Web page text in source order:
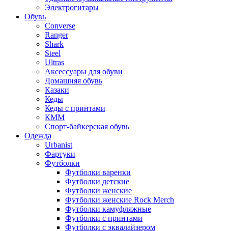
Электрогитары
Обувь
Converse
Ranger
Shark
Steel
Ultras
Аксессуары для обуви
Домашняя обувь
Казаки
Кеды
Кеды с принтами
КММ
Спорт-байкерская обувь
Одежда
Urbanist
Фартуки
Футболки
Футболки варенки
Футболки детские
Футболки женские
Футболки женские Rock Merch
Футболки камуфляжные
Футболки с принтами
Футболки с эквалайзером